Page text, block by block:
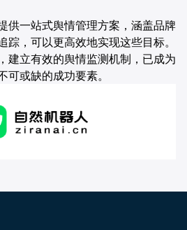
供一站式舆情管理方案，涵盖品牌
踪，可以更高效地实现这些目标。
建立有效的舆情监测机制，已成为
可或缺的成功要素。